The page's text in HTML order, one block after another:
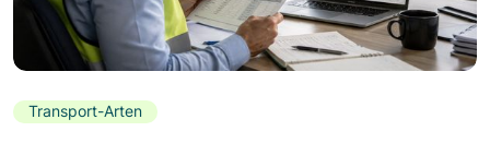
Transport-Arten